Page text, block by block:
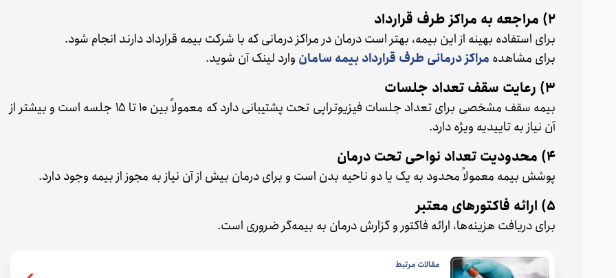
2) مراجعه به مراکز طرف قرارداد
برای استفاده بهینه از این بیمه، بهتر است درمان در مراکز درمانی که با شرکت بیمه قرارداد دارند انجام شود.
برای مشاهده مراکز درمانی طرف قرارداد بیمه سامان وارد لینک آن شوید.
3) رعایت سقف تعداد جلسات
بیمه سقف مشخصی برای تعداد جلسات فیزیوتراپی تحت پشتیبانی دارد که معمولاً بین ۱۰ تا ۱۵ جلسه است و بیشتر از
آن نیاز به تاییدیه ویژه دارد.
4) محدودیت تعداد نواحی تحت درمان
پوشش بیمه معمولاً محدود به یک یا دو ناحیه بدن است و برای درمان بیش از آن نیاز به مجوز از بیمه وجود دارد.
5) ارائه فاکتورهای معتبر
برای دریافت هزینه‌ها، ارائه فاکتور و گزارش درمان به بیمه‌گر ضروری است.
مقالات مرتبط